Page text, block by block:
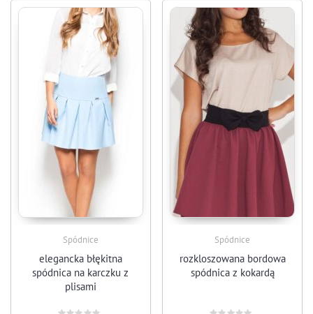
Spódnice
elegancka błękitna
spódnica na karczku z
plisami
Spódnice
rozkloszowana bordowa
spódnica z kokardą